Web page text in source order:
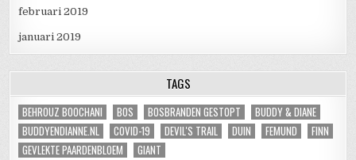
februari 2019
januari 2019
TAGS
BEHROUZ BOOCHANI BOS BOSBRANDEN GESTOPT
BUDDY & DIANE
BUDDYENDIANNE.NL
COVID-19 DEVIL'S TRAIL DUIN FEMUND
FINN
GEVLEKTE PAARDENBLOEM
GIANT